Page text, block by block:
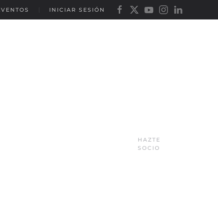
INICIAR SESIÓN
HAZTE
SOCIO